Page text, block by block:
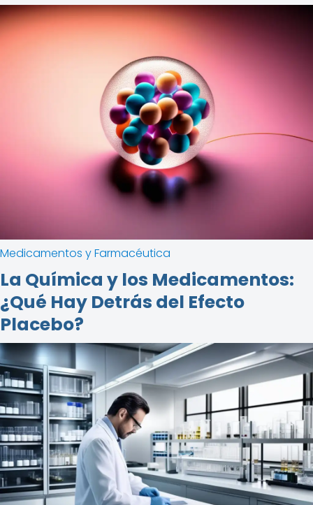
Medicamentos y Farmacéutica
La Química y los Medicamentos:
¿Qué Hay Detrás del Efecto
Placebo?